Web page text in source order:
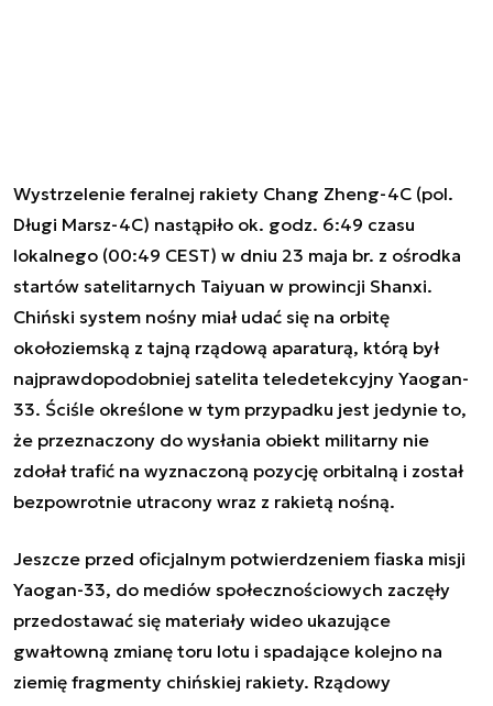
Wystrzelenie feralnej rakiety Chang Zheng-4C (pol.
Długi Marsz-4C) nastąpiło ok. godz. 6:49 czasu
lokalnego (00:49 CEST) w dniu 23 maja br. z ośrodka
startów satelitarnych Taiyuan w prowincji Shanxi.
Chiński system nośny miał udać się na orbitę
okołoziemską z tajną rządową aparaturą, którą był
najprawdopodobniej satelita teledetekcyjny Yaogan-
33. Ściśle określone w tym przypadku jest jedynie to,
że przeznaczony do wysłania obiekt militarny nie
zdołał trafić na wyznaczoną pozycję orbitalną i został
bezpowrotnie utracony wraz z rakietą nośną.
Jeszcze przed oficjalnym potwierdzeniem fiaska misji
Yaogan-33, do mediów społecznościowych zaczęły
przedostawać się materiały wideo ukazujące
gwałtowną zmianę toru lotu i spadające kolejno na
ziemię fragmenty chińskiej rakiety. Rządowy